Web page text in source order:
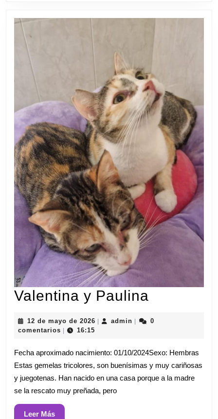
Valentina y Paulina
12 de mayo de 2026 12
de
2026
admin admin
0
comentarios
16:15
Fecha aproximado nacimiento: 01/10/2024Sexo: Hembras
Estas gemelas tricolores, son buenísimas y muy cariñosas
y juegotenas. Han nacido en una casa porque a la madre
se la rescato muy preñada, pero
Leer MásLeer